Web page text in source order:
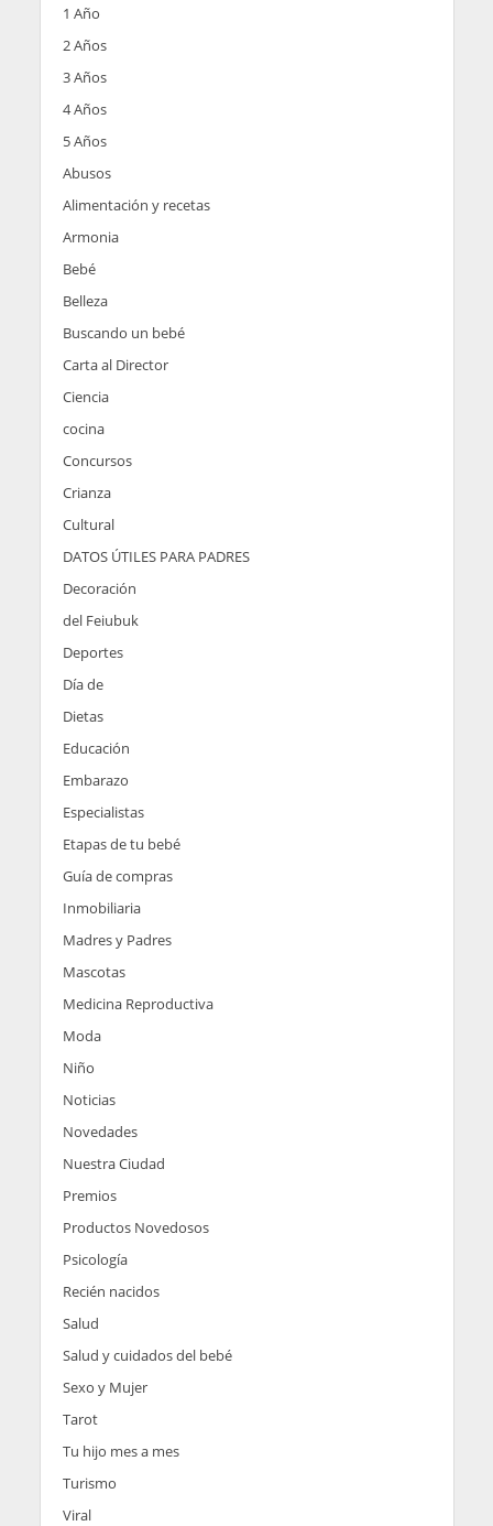
1 Año
2 Años
3 Años
4 Años
5 Años
Abusos
Alimentación y recetas
Armonia
Bebé
Belleza
Buscando un bebé
Carta al Director
Ciencia
cocina
Concursos
Crianza
Cultural
DATOS ÚTILES PARA PADRES
Decoración
del Feiubuk
Deportes
Día de
Dietas
Educación
Embarazo
Especialistas
Etapas de tu bebé
Guía de compras
Inmobiliaria
Madres y Padres
Mascotas
Medicina Reproductiva
Moda
Niño
Noticias
Novedades
Nuestra Ciudad
Premios
Productos Novedosos
Psicología
Recién nacidos
Salud
Salud y cuidados del bebé
Sexo y Mujer
Tarot
Tu hijo mes a mes
Turismo
Viral